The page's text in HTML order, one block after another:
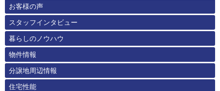
お客様の声
スタッフインタビュー
暮らしのノウハウ
物件情報
分譲地周辺情報
住宅性能